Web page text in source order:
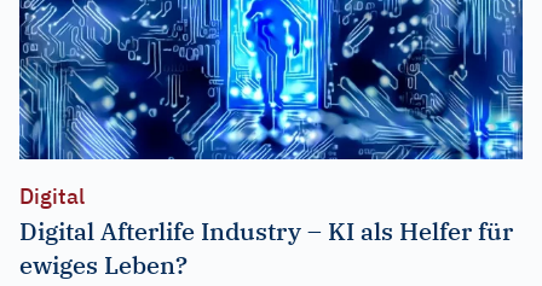
Digital
Digital Afterlife Industry – KI als Helfer für
ewiges Leben?